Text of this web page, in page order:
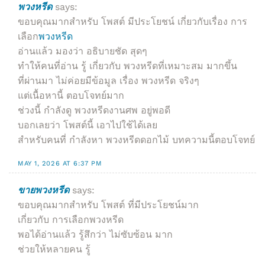
พวงหรีด says:
ขอบคุณมากสำหรับ โพสต์ มีประโยชน์ เกี่ยวกับเรื่อง การ
เลือกพวงหรีด
อ่านแล้ว มองว่า อธิบายชัด สุดๆ
ทำให้คนที่อ่าน รู้ เกี่ยวกับ พวงหรีดที่เหมาะสม มากขึ้น
ที่ผ่านมา ไม่ค่อยมีข้อมูล เรื่อง พวงหรีด จริงๆ
แต่เนื้อหานี้ ตอบโจทย์มาก
ช่วงนี้ กำลังดู พวงหรีดงานศพ อยู่พอดี
บอกเลยว่า โพสต์นี้ เอาไปใช้ได้เลย
สำหรับคนที่ กำลังหา พวงหรีดดอกไม้ บทความนี้ตอบโจทย์
MAY 1, 2026 AT 6:37 PM
ขายพวงหรีด says:
ขอบคุณมากสำหรับ โพสต์ ที่มีประโยชน์มาก
เกี่ยวกับ การเลือกพวงหรีด
พอได้อ่านแล้ว รู้สึกว่า ไม่ซับซ้อน มาก
ช่วยให้หลายคน รู้